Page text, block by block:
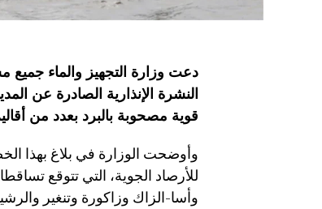
دعت وزارة التجهيز والماء
النشرة الإنذارية الصادرة عن
قوية مصحوبة بالبرد بعدد من
وأوضحت الوزارة في بلاغ بهذا
للأرصاد الجوية، التي تتوقع
وﺃﺳﺎ-ﺍﻟﺰﺍﻙ وﺯﺍﻛﻮﺭﺓ وﺗﻨﻐﻴﺮ